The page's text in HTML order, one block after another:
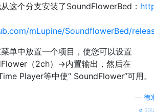
这个分支安装了SoundFlowerBed：
mLupine/SoundflowerBed/
单中放置一个项目，使您可以设置
（2ch）->内置输出，然后在
Player等中使“ SoundFlower”可用。
德